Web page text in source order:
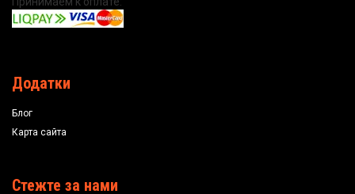
Додатки
Блог
Карта сайта
Стежте за нами